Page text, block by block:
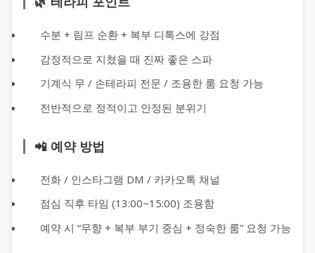
수분 + 림프 순환 + 복부 디톡스에 강점
감정적으로 지쳤을 때 진짜 좋은 스파
기계식 무 / 손테라피 전문 / 조용한 룸 요청 가능
전반적으로 정적이고 안정된 분위기
📲 예약 방법
전화 / 인스타그램 DM / 카카오톡 채널
점심 직후 타임 (13:00~15:00) 조용함
예약 시 “무향 + 복부 부기 중심 + 정숙한 룸” 요청 가능